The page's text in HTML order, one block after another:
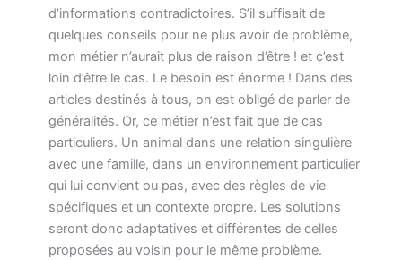
d’informations contradictoires. S’il suffisait de
quelques conseils pour ne plus avoir de problème,
mon métier n’aurait plus de raison d’être ! et c’est
loin d’être le cas. Le besoin est énorme ! Dans des
articles destinés à tous, on est obligé de parler de
généralités. Or, ce métier n’est fait que de cas
particuliers. Un animal dans une relation singulière
avec une famille, dans un environnement particulier
qui lui convient ou pas, avec des règles de vie
spécifiques et un contexte propre. Les solutions
seront donc adaptatives et différentes de celles
proposées au voisin pour le même problème.